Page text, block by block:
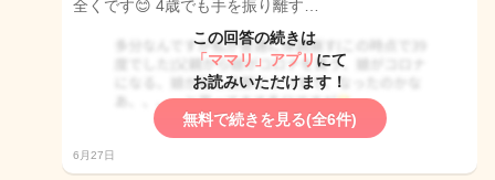
全くです😊 4歳でも手を振り離す…
この回答の続きは
「ママリ」アプリ にて
お読みいただけます！
無料で続きを見る(全6件)
6月27日